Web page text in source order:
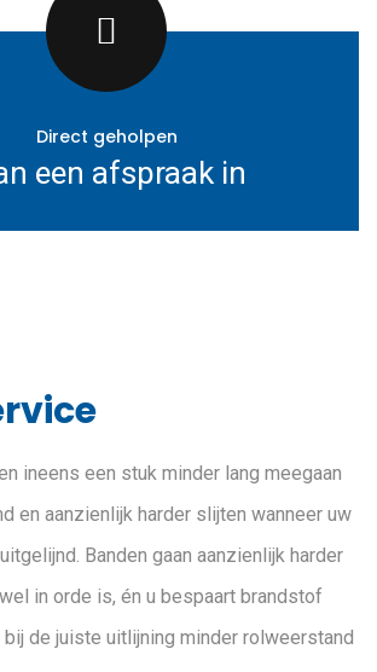
Direct geholpen
een afspraak in
ineens een stuk minder lang meegaan
en aanzienlijk harder slijten wanneer uw
Banden gaan aanzienlijk harder
in orde is, én u bespaart brandstof
de juiste uitlijning minder rolweerstand